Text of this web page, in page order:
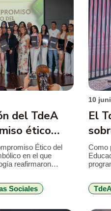
del TdeA
ético
Ético del
en el que
reafirmaron
y representantes
Sociales
10
El
Como
TdeA